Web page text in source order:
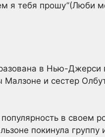
я тебя прошу”(Люби
в Нью-Джерси
Малзоне и сестер
в своем
покинула группу